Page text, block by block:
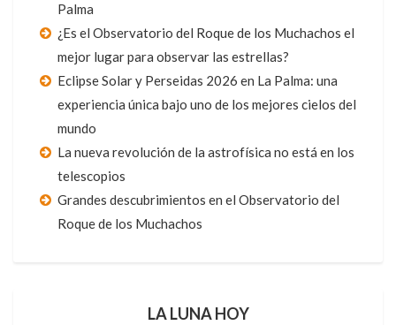
Palma
¿Es el Observatorio del Roque de los Muchachos el
mejor lugar para observar las estrellas?
Eclipse Solar y Perseidas 2026 en La Palma: una
experiencia única bajo uno de los mejores cielos del
mundo
La nueva revolución de la astrofísica no está en los
telescopios
Grandes descubrimientos en el Observatorio del
Roque de los Muchachos
LA LUNA HOY